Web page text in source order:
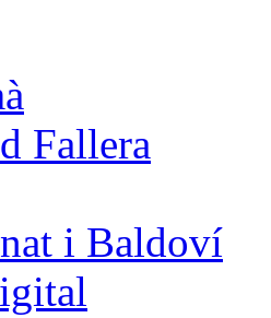
Fallera
i Baldoví